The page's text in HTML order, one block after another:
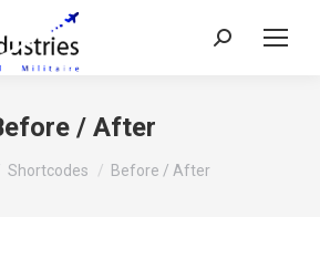
Search:
/ After
ici :
Shortcodes Before / After